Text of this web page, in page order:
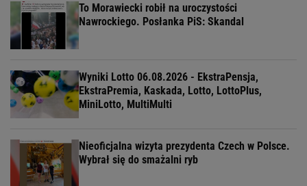
To Morawiecki robił na uroczystości
Nawrockiego. Posłanka PiS: Skandal
Wyniki Lotto 06.08.2026 - EkstraPensja,
EkstraPremia, Kaskada, Lotto, LottoPlus,
MiniLotto, MultiMulti
Nieoficjalna wizyta prezydenta Czech w Polsce.
Wybrał się do smażalni ryb